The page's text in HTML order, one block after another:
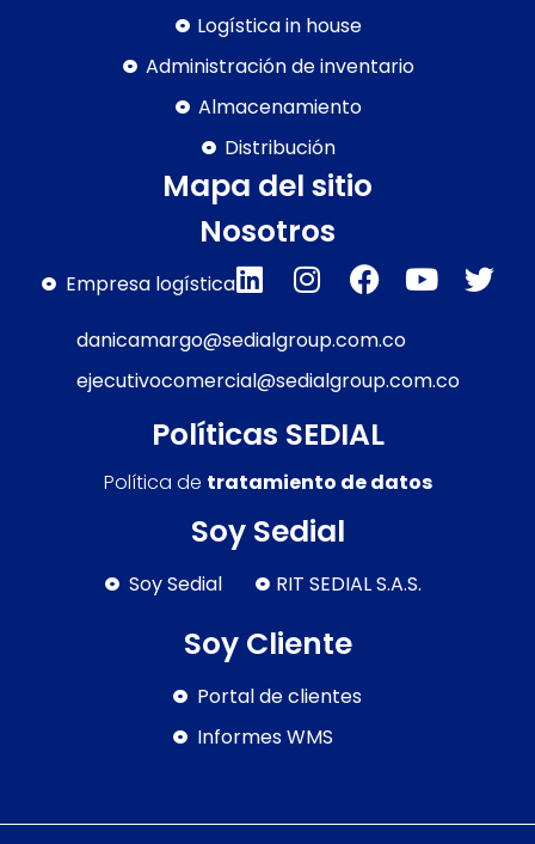
Logística in house
Administración de inventario
Almacenamiento
Distribución
Mapa del sitio
Nosotros
Empresa logística
danicamargo@sedialgroup.com.co
ejecutivocomercial@sedialgroup.com.co
Políticas SEDIAL
Política de tratamiento de datos
Soy Sedial
Soy Sedial RIT SEDIAL S.A.S.
Soy Cliente
Portal de clientes
Informes WMS